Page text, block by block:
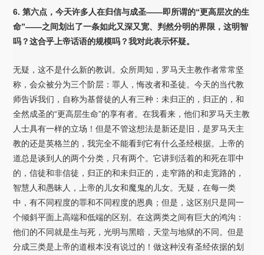
6.第六点，今天许多人在归信与成圣——即所谓的“更高层次的生
命”——之间划出了一条如此又深又宽、判然分明的界限，这明智
吗？这合乎上帝话语的规模吗？我对此表示怀疑。
无疑，这不是什么新的教训。众所周知，罗马天主教作者常常坚
称，会众被分为三个阶层：罪人，悔改者和圣徒。今天的当代教
师告诉我们，自称为基督徒的人有三种：未归正的，归正的，和
全然成圣的“更高层生命”的享有者。在我看来，他们和罗马天主教
人士具有一样的立场！但是不管这想法是新还是旧，是罗马天主
教的还是英格兰的，我完全不能看到它有什么圣经根据。上帝的
道总是谈到人的两个分类，只有两个。它讲到活着的和死在罪中
的，信徒和非信徒，归正的和未归正的，走窄路的和走宽路的，
智慧人和愚昧人，上帝的儿女和魔鬼的儿女。无疑，在每一类
中，有不同程度的罪和不同程度的恩典；但是，这区别只是同一
个倾斜平面上高端和低端的区别。在这两类之间有巨大的鸿沟：
他们的不同就是生与死，光明与黑暗，天堂与地狱的不同。但是
分成三类是上帝的道根本没有说过的！做这种没有圣经依据的划